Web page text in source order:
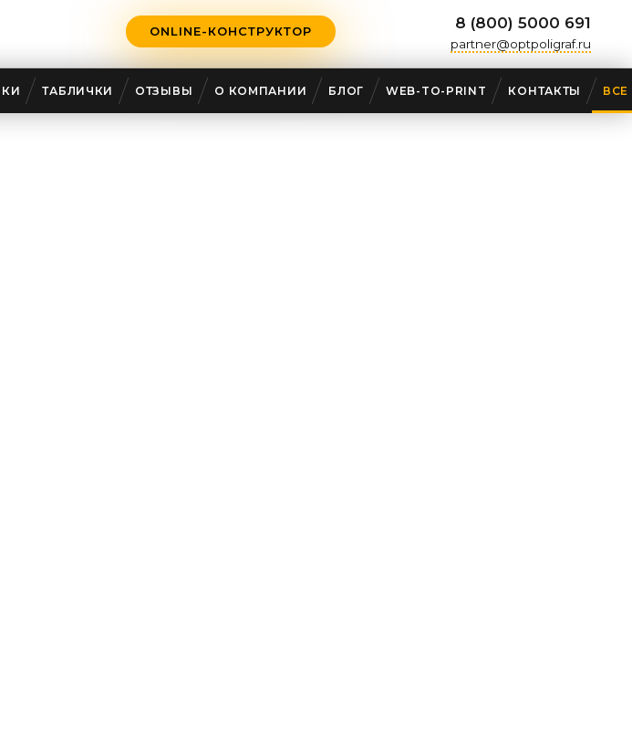
ONLINE-КОНСТРУКТОР 8 (800) 5000 691
partner@optpoligraf.ru
ТАБЛИЧКИ ОТЗЫВЫ О КОМПАНИИ БЛОГ WEB-TO-PRINT КОНТАКТЫ ВСЕ